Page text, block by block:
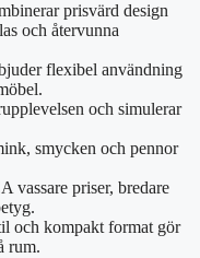
prisvärd design
och återvunna
flexibel användning
och simulerar
smycken och pennor
vassare priser, bredare
och kompakt format gör
rum.